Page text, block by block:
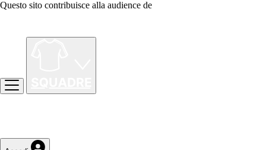
Questo sito contribuisce alla audience de